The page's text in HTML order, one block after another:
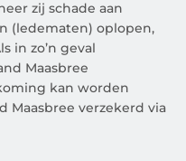
zij schade aan
(ledematen) oplopen,
in zo’n geval
Maasbree
kan worden
Maasbree verzekerd via